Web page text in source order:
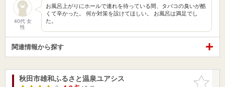
40代 女
性
お風呂上がりにホールで連れを待っている間、タバコの臭いが酷
くて辛かった。 何か対策を設けてほしい。 お風呂は満足でし
た。
関連情報から探す
お気に入
秋田市雄和ふるさと温泉ユアシス